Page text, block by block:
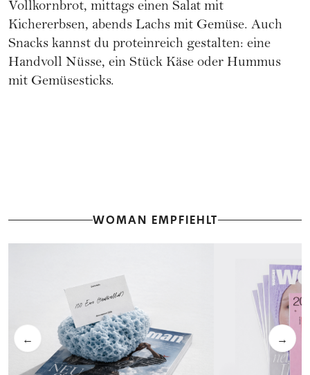
Vollkornbrot, mittags einen Salat mit
Kichererbsen, abends Lachs mit Gemüse. Auch
Snacks kannst du proteinreich gestalten: eine
Handvoll Nüsse, ein Stück Käse oder Hummus
mit Gemüsesticks.
WOMAN EMPFIEHLT
← →